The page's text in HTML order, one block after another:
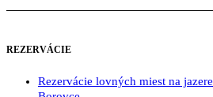
REZERVÁCIE
Rezervácie lovných miest na jazere